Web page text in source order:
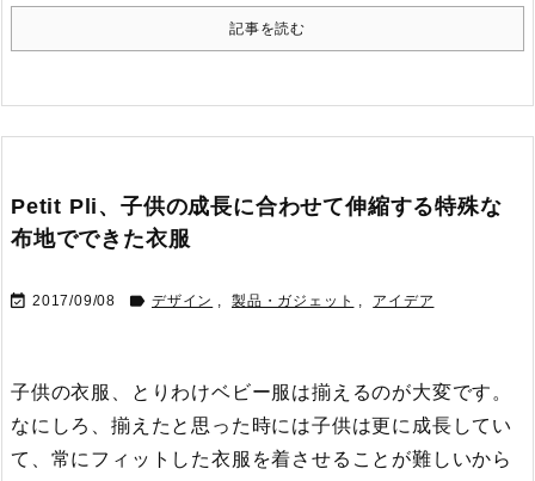
記事を読む
Petit Pli、子供の成長に合わせて伸縮する特殊な
布地でできた衣服
 2017/09/08  デザイン , 製品・ガジェット , アイデア
子供の衣服、とりわけベビー服は揃えるのが大変です。
なにしろ、揃えたと思った時には子供は更に成長してい
て、常にフィットした衣服を着させることが難しいから